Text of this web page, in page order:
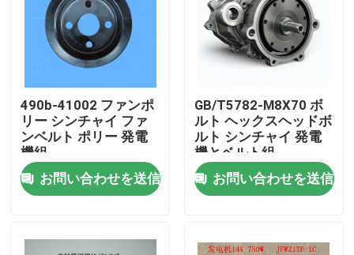
490b-41002 ファンポ
リー シンチャイ ファ
ンベルト ポリー 発電
機組
お問い合わせを送信
GB/T5782-M8X70 ボ
ルト ヘックスヘッドボ
ルト シンチャイ 発電
機とベルト組
お問い合わせを送信